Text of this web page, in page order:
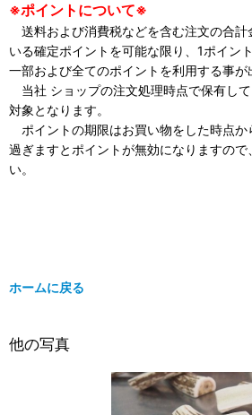
※ポイントについて※
送料および消費税などを含む注文の合計
いる確定ポイントを可能な限り、1ポイント
一部および全てのポイントを利用する事が
当社 ショップの注文処理時点で保有し
対象となります。
ポイントの期限はお買い物をした時点か
過ぎますとポイントが無効になりますので
い。
ホームに戻る
他の写真